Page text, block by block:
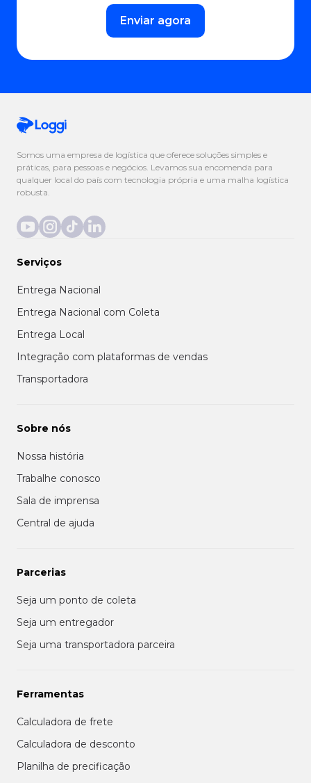
Enviar agora
Somos uma empresa de logística que oferece soluções simples e
práticas, para pessoas e negócios. Levamos sua encomenda para
qualquer local do país com tecnologia própria e uma malha logística
robusta.
Serviços
Entrega Nacional
Entrega Nacional com Coleta
Entrega Local
Integração com plataformas de vendas
Transportadora
Sobre nós
Nossa história
Trabalhe conosco
Sala de imprensa
Central de ajuda
Parcerias
Seja um ponto de coleta
Seja um entregador
Seja uma transportadora parceira
Ferramentas
Calculadora de frete
Calculadora de desconto
Planilha de precificação